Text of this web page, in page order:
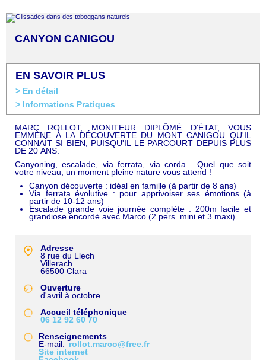
CANYON CANIGOU
EN SAVOIR PLUS
> En détail
> Informations Pratiques
MARC ROLLOT, MONITEUR DIPLÔMÉ D'ÉTAT, VOUS
EMMÈNE À LA DÉCOUVERTE DU MONT CANIGOU QU'IL
CONNAÎT SI BIEN, PUISQU'IL LE PARCOURT DEPUIS PLUS
DE 20 ANS.
Canyoning, escalade, via ferrata, via corda... Quel que soit
votre niveau, un moment pleine nature vous attend !
Canyon découverte : idéal en famille (à partir de 8 ans)
Via ferrata évolutive : pour apprivoiser ses émotions (à
partir de 10-12 ans)
Escalade grande voie journée complète : 200m facile et
grandiose encordé avec Marco (2 pers. mini et 3 maxi)
Adresse
8 rue du Llech
Villerach
66500 Clara
Ouverture
d'avril à octobre
Accueil téléphonique
06 12 92 60 70
Renseignements
E-mail
rollot.marco@free.fr
Site internet